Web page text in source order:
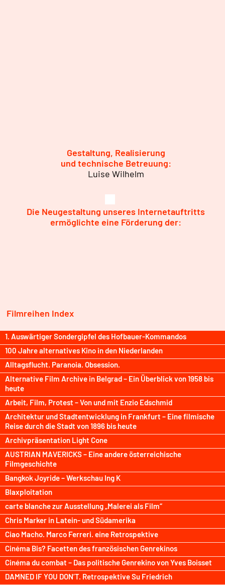
Gestaltung, Realisierung
und technische Betreuung:
Luise Wilhelm
Die Neugestaltung unseres Internetauftritts
ermöglichte eine Förderung der:
Filmreihen Index
1. Auswärtiger Sondergipfel des Hofbauer-Kommandos
100 Jahre alternatives Kino in den Niederlanden
Alltagsflucht. Paranoia. Obsession.
Alternative Film Archive in Belgrad – Ein Überblick von 1958 bis
heute
Arbeit, Film, Protest – Von und mit Enzio Edschmid
Architektur und Stadtentwicklung in Frankfurt – Eine filmische
Reise durch die Stadt von 1896 bis heute
Archivpräsentation Light Cone
AUSTRIAN MAVERICKS – Eine andere österreichische
Filmgeschichte
Bangkok Joyride – Werkschau Ing K
Blaxploitation
carte blanche zur Ausstellung „Malerei als Film“
Chris Marker in Latein- und Südamerika
Ciao Macho. Marco Ferreri. eine Retrospektive
Cinéma Bis? Facetten des französischen Genrekinos
Cinéma du combat – Das politische Genrekino von Yves Boisset
DAMNED IF YOU DON’T. Retrospektive Su Friedrich